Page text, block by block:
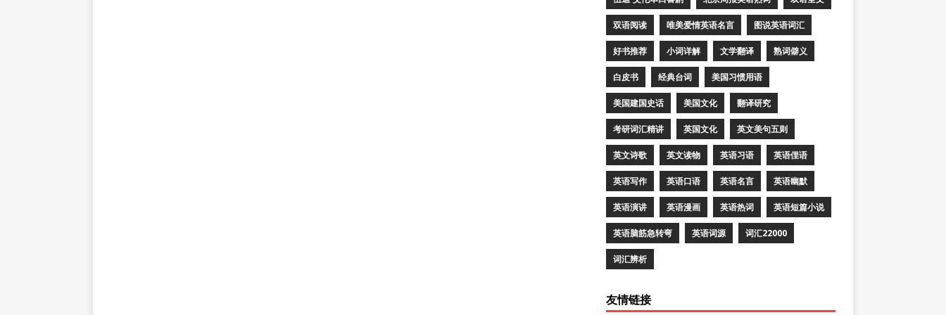
双语阅读 唯美爱情英语名言 图说英语词汇
好书推荐 小词详解 文学翻译 熟词僻义
白皮书 经典台词 美国习惯用语
美国建国史话 美国文化 翻译研究
考研词汇精讲 英国文化 英文美句五则
英文诗歌 英文读物 英语习语 英语俚语
英语写作 英语口语 英语名言 英语幽默
英语演讲 英语漫画 英语热词 英语短篇小说
英语脑筋急转弯 英语词源 词汇22000
词汇辨析
友情链接